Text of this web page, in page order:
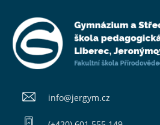
info@​jergym.cz